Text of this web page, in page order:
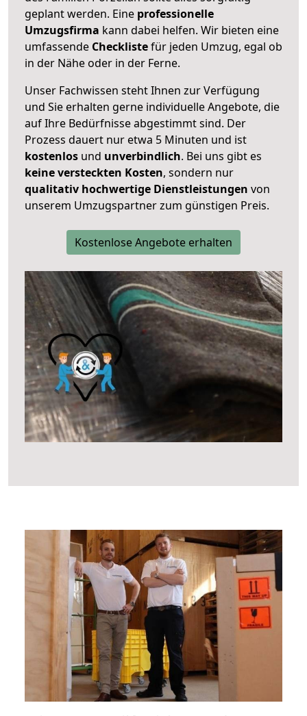
geplant werden. Eine professionelle
Umzugsfirma kann dabei helfen. Wir bieten eine
umfassende Checklistefür jeden Umzug, egal ob
in der Nähe oder in der Ferne.
Unser Fachwissen steht Ihnen zur Verfügung
und Sie erhalten gerne individuelle Angebote, die
auf Ihre Bedürfnisse abgestimmt sind. Der
Prozess dauert nur etwa 5 Minuten und ist
kostenlos und unverbindlich. Bei uns gibt es
keine versteckten Kosten, sondern nur
qualitativ hochwertige Dienstleistungen von
unserem Umzugspartner zum günstigen Preis.
Kostenlose Angebote erhalten